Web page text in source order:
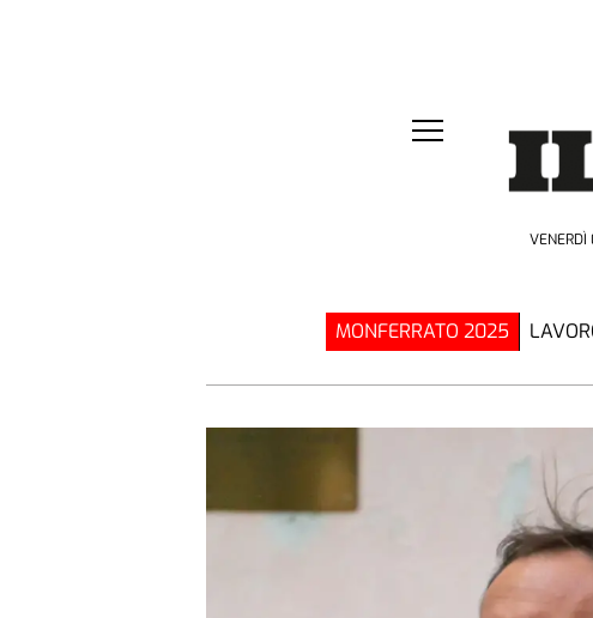
MONFERRATO 2025